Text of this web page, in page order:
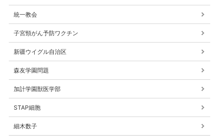
統一教会
子宮頸がん予防ワクチン
新疆ウイグル自治区
森友学園問題
加計学園獣医学部
STAP細胞
細木数子